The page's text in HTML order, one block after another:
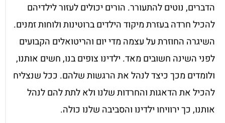
הדברים, נוטים להתעורר. הורים יכולים לעזור לילדיהם
להכיל חרדה בעזרת מיקוד הילדים ברוטינות ולוחות זמנים.
השיגרה החוזרת על עצמה מדי יום והריטואלים הקבועים
לפני השינה חשובים מאד. ילדינו צופים בנו, חשים אותנו,
ולומדים מכך כיצד לנהל את הרגשות שלהם. ככל שנצליח
להכיל את הדאגות והחרדות שלנו ולא לתת להם לנהל
אותנו, כך ירוויחו ילדינו והסביבה שלנו כולה.